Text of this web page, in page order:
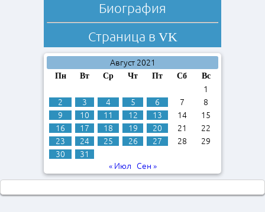
Биография
Страница в VK
Август 2021
Пн Вт Ср Чт Пт Сб Вс
1
2
3 4 5 6 7
8
9
10 11 12 13 14
15
16
17 18 19 20 21
22
23
24 25 26 27 28
29
30
31
« Июл
Сен »